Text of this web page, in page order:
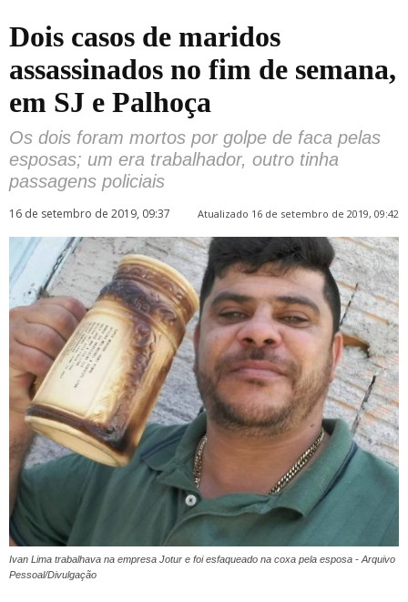
Dois casos de maridos
assassinados no fim de semana,
em SJ e Palhoça
Os dois foram mortos por golpe de faca pelas
esposas; um era trabalhador, outro tinha
passagens policiais
16 de setembro de 2019, 09:37 Atualizado 16 de setembro de 2019, 09:42
Ivan Lima trabalhava na empresa Jotur e foi esfaqueado na coxa pela esposa - Arquivo
Pessoal/Divulgação